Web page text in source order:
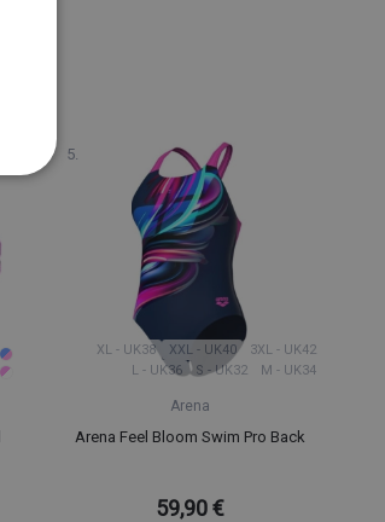
L - UK36 S - UK32 M - UK34
XL - UK38 XXL - UK40 3XL - UK42
Arena
Arena Feel Bloom Swim Pro Back
59,90 €